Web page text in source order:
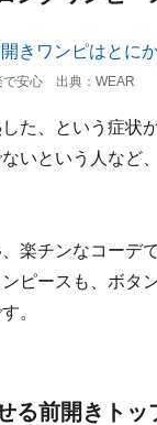
で安心 出典：WEAR
た、という症状
いという人など
楽チンなコーデ
ピースも、ボタ
。
る前開きトッ